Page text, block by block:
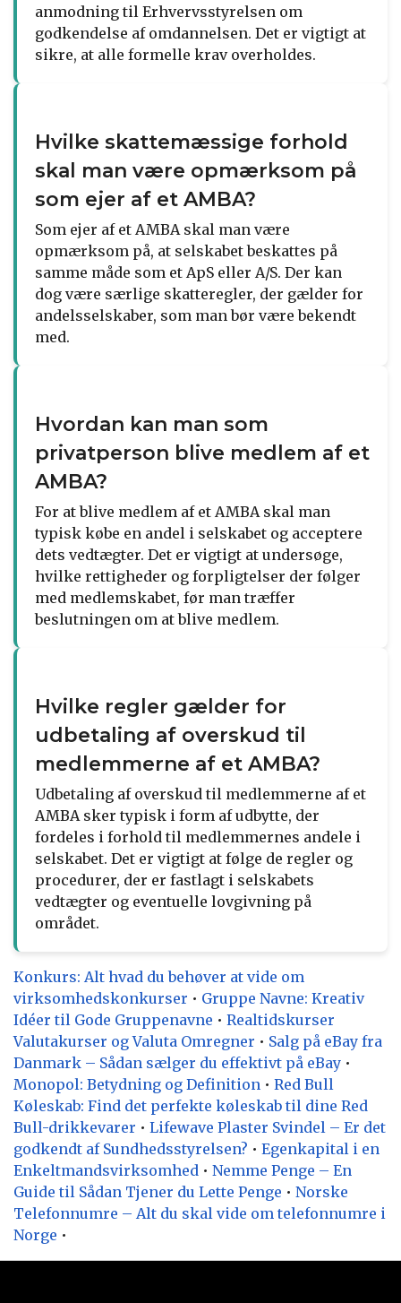
anmodning til Erhvervsstyrelsen om
godkendelse af omdannelsen. Det er vigtigt at
sikre, at alle formelle krav overholdes.
Hvilke skattemæssige forhold
skal man være opmærksom på
som ejer af et AMBA?
Som ejer af et AMBA skal man være
opmærksom på, at selskabet beskattes på
samme måde som et ApS eller A/S. Der kan
dog være særlige skatteregler, der gælder for
andelsselskaber, som man bør være bekendt
med.
Hvordan kan man som
privatperson blive medlem af et
AMBA?
For at blive medlem af et AMBA skal man
typisk købe en andel i selskabet og acceptere
dets vedtægter. Det er vigtigt at undersøge,
hvilke rettigheder og forpligtelser der følger
med medlemskabet, før man træffer
beslutningen om at blive medlem.
Hvilke regler gælder for
udbetaling af overskud til
medlemmerne af et AMBA?
Udbetaling af overskud til medlemmerne af et
AMBA sker typisk i form af udbytte, der
fordeles i forhold til medlemmernes andele i
selskabet. Det er vigtigt at følge de regler og
procedurer, der er fastlagt i selskabets
vedtægter og eventuelle lovgivning på
området.
Konkurs: Alt hvad du behøver at vide om
virksomhedskonkurser • Gruppe Navne: Kreativ
Idéer til Gode Gruppenavne • Realtidskurser
Valutakurser og Valuta Omregner • Salg på eBay fra
Danmark – Sådan sælger du effektivt på eBay •
Monopol: Betydning og Definition • Red Bull
Køleskab: Find det perfekte køleskab til dine Red
Bull-drikkevarer • Lifewave Plaster Svindel – Er det
godkendt af Sundhedsstyrelsen? • Egenkapital i en
Enkeltmandsvirksomhed • Nemme Penge – En
Guide til Sådan Tjener du Lette Penge • Norske
Telefonnumre – Alt du skal vide om telefonnumre i
Norge •